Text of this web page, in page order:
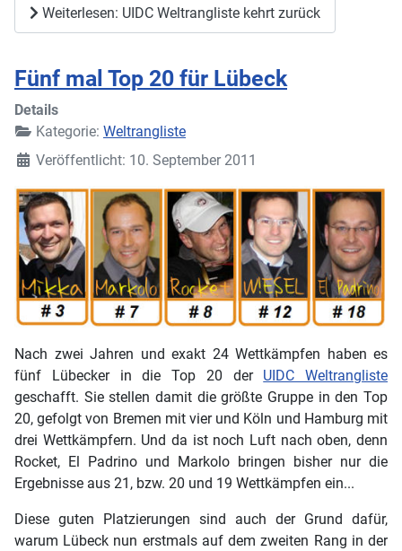
Weiterlesen: UIDC Weltrangliste kehrt zurück
Fünf mal Top 20 für Lübeck
Details
Kategorie: Weltrangliste
Veröffentlicht: 10. September 2011
Nach zwei Jahren und exakt 24 Wettkämpfen haben es
fünf Lübecker in die Top 20 der UIDC Weltrangliste
geschafft. Sie stellen damit die größte Gruppe in den Top
20, gefolgt von Bremen mit vier und Köln und Hamburg mit
drei Wettkämpfern. Und da ist noch Luft nach oben, denn
Rocket, El Padrino und Markolo bringen bisher nur die
Ergebnisse aus 21, bzw. 20 und 19 Wettkämpfen ein...
Diese guten Platzierungen sind auch der Grund dafür,
warum Lübeck nun erstmals auf dem zweiten Rang in der